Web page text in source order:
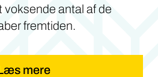
voksende antal af de
fremtiden.
mere